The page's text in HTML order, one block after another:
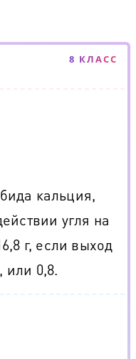
8 КЛАСС
кальция,
угля на
г, если выход
или 0,8.